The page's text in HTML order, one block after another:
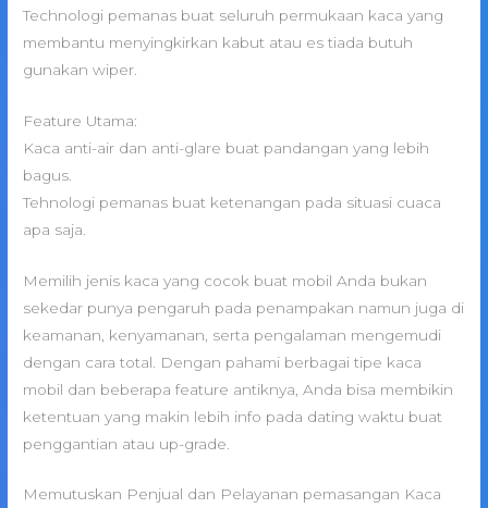
Technologi pemanas buat seluruh permukaan kaca yang
membantu menyingkirkan kabut atau es tiada butuh
gunakan wiper.
Feature Utama:
Kaca anti-air dan anti-glare buat pandangan yang lebih
bagus.
Tehnologi pemanas buat ketenangan pada situasi cuaca
apa saja.
Memilih jenis kaca yang cocok buat mobil Anda bukan
sekedar punya pengaruh pada penampakan namun juga di
keamanan, kenyamanan, serta pengalaman mengemudi
dengan cara total. Dengan pahami berbagai tipe kaca
mobil dan beberapa feature antiknya, Anda bisa membikin
ketentuan yang makin lebih info pada dating waktu buat
penggantian atau up-grade.
Memutuskan Penjual dan Pelayanan pemasangan Kaca